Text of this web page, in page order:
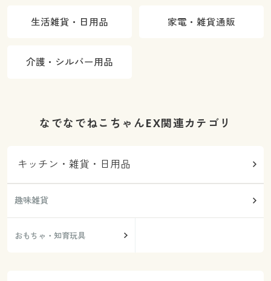
生活雑貨・日用品 家電・雑貨通販
介護・シルバー用品
なでなでねこちゃんEX関連カテゴリ
キッチン・雑貨・日用品
趣味雑貨
おもちゃ・知育玩具